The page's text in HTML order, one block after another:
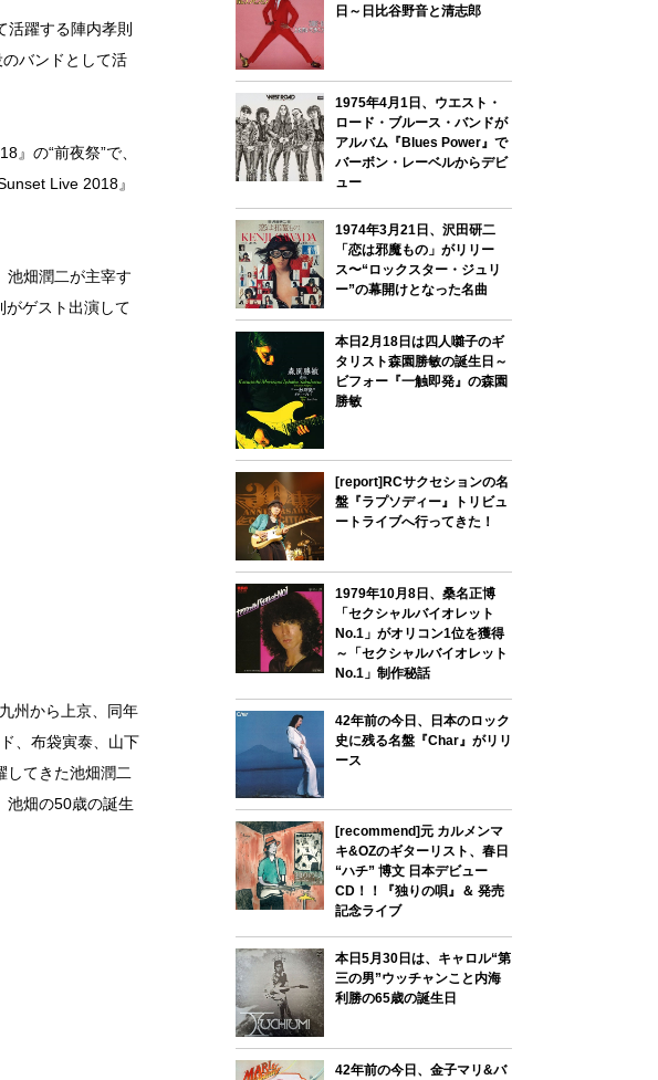
活躍する陣内孝則
バンドとして活
』の“前夜祭”で、
Live 2018』
池畑潤二が主宰す
がゲスト出演して
州から上京、同年
、布袋寅泰、山下
してきた池畑潤二
池畑の50歳の誕生
日～日比谷野音と清志郎
1975年4月1日、ウエスト・
ロード・ブルース・バンドが
アルバム『Blues Power』で
バーボン・レーベルからデビ
ュー
1974年3月21日、沢田研二
「恋は邪魔もの」がリリー
ス〜“ロックスター・ジュリ
ー”の幕開けとなった名曲
本日2月18日は四人囃子のギ
タリスト森園勝敏の誕生日～
ビフォー『一触即発』の森園
勝敏
[report]RCサクセションの名
盤『ラプソディー』トリビュ
ートライブへ行ってきた！
1979年10月8日、桑名正博
「セクシャルバイオレット
No.1」がオリコン1位を獲得
～「セクシャルバイオレット
No.1」制作秘話
42年前の今日、日本のロック
史に残る名盤『Char』がリリ
ース
[recommend]元 カルメンマ
キ&OZのギターリスト、春日
“ハチ” 博文 日本デビュー
CD！！『独りの唄』＆ 発売
記念ライブ
本日5月30日は、キャロル“第
三の男”ウッチャンこと内海
利勝の65歳の誕生日
42年前の今日、金子マリ&バ